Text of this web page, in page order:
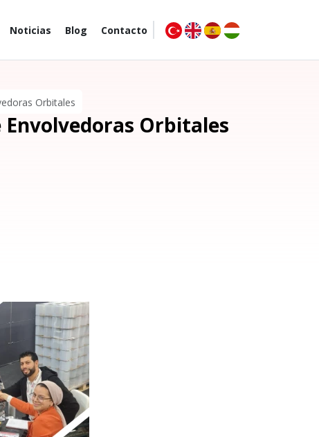
Noticias Blog Contacto
Orbitales
Envolvedoras Orbitales